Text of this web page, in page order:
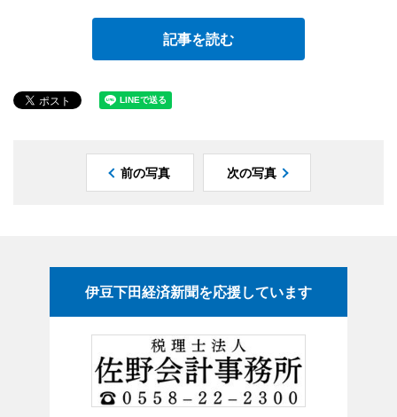
記事を読む
前の写真 次の写真
伊豆下田経済新聞を応援しています